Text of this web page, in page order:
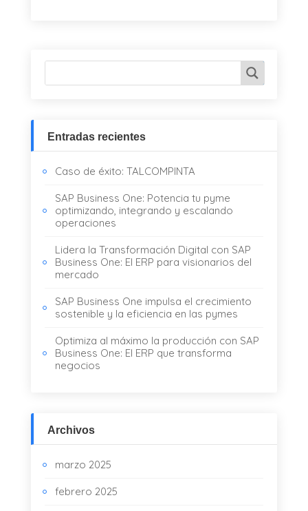
Entradas recientes
Caso de éxito: TALCOMPINTA
SAP Business One: Potencia tu pyme
optimizando, integrando y escalando
operaciones
Lidera la Transformación Digital con SAP
Business One: El ERP para visionarios del
mercado
SAP Business One impulsa el crecimiento
sostenible y la eficiencia en las pymes
Optimiza al máximo la producción con SAP
Business One: El ERP que transforma
negocios
Archivos
marzo 2025
febrero 2025